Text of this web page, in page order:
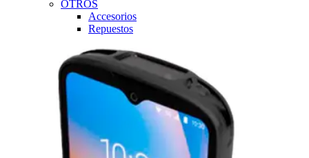
OTROS
Accesorios
Repuestos